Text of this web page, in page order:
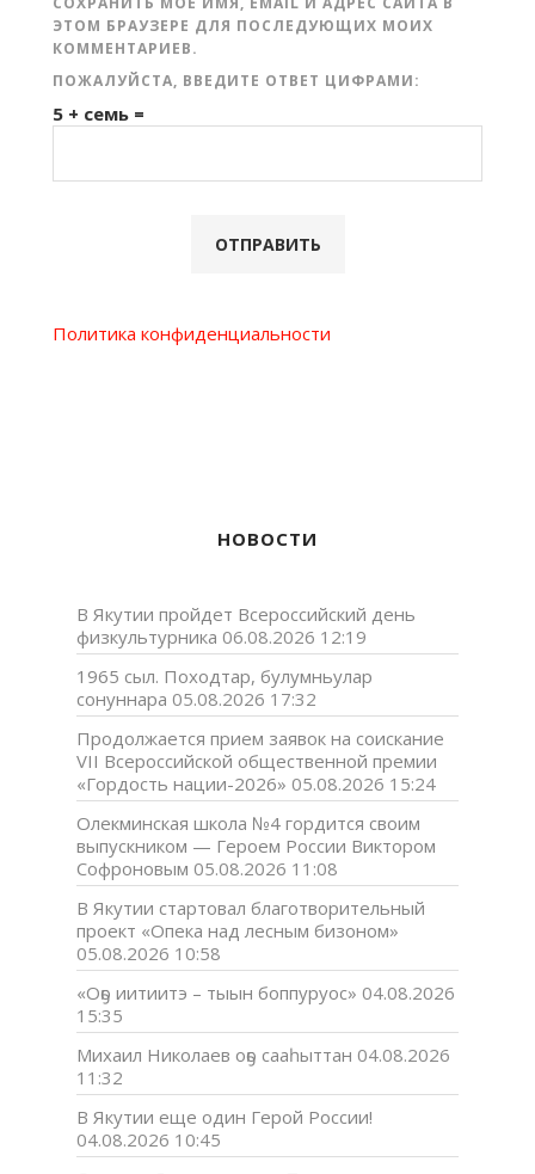
ЭТОМ БРАУЗЕРЕ ДЛЯ ПОСЛЕДУЮЩИХ МОИХ
КОММЕНТАРИЕВ.
ПОЖАЛУЙСТА, ВВЕДИТЕ ОТВЕТ ЦИФРАМИ:
5 + семь =
Политика конфиденциальности
НОВОСТИ
В Якутии пройдет Всероссийский день
физкультурника 06.08.2026 12:19
1965 сыл. Походтар, булумньулар
сонуннара 05.08.2026 17:32
Продолжается прием заявок на соискание
VII Всероссийской общественной премии
«Гордость нации-2026» 05.08.2026 15:24
Олекминская школа №4 гордится своим
выпускником — Героем России Виктором
Софроновым 05.08.2026 11:08
В Якутии стартовал благотворительный
проект «Опека над лесным бизоном»
05.08.2026 10:58
«Оҕо иитиитэ – тыын боппуруос» 04.08.2026
15:35
Михаил Николаев оҕо сааһыттан 04.08.2026
11:32
В Якутии еще один Герой России!
04.08.2026 10:45